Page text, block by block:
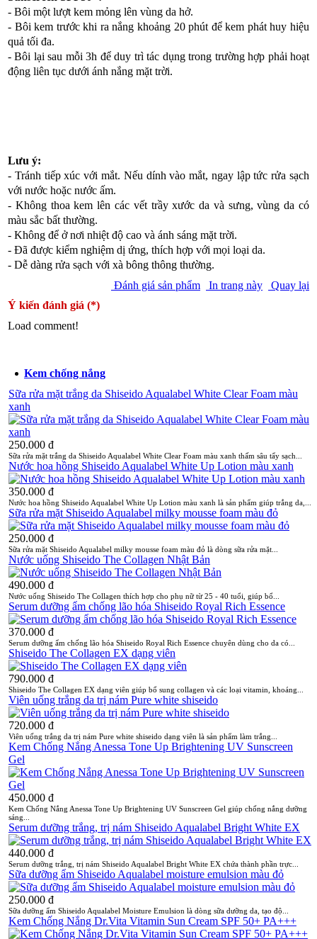
- Bôi một lượt kem mỏng lên vùng da hở.
- Bôi kem trước khi ra nắng khoảng 20 phút để kem phát huy hiệu
quả tối đa.
- Bôi lại sau mỗi 3h để duy trì tác dụng trong trường hợp phải hoạt
động liên tục dưới ánh nắng mặt trời.
Lưu ý:
- Tránh tiếp xúc với mắt. Nếu dính vào mắt, ngay lập tức rửa sạch
với nước hoặc nước ấm.
- Không thoa kem lên các vết trầy xước da và sưng, vùng da có
màu sắc bất thường.
- Không để ở nơi nhiệt độ cao và ánh sáng mặt trời.
- Đã được kiểm nghiệm dị ứng, thích hợp với mọi loại da.
- Dễ dàng rửa sạch với xà bông thông thường.
Đánh giá sản phẩm
In trang này
Quay lại
Ý kiến đánh giá (*)
Load comment!
Kem chống nắng
Sữa rửa mặt trắng da Shiseido Aqualabel White Clear Foam màu
xanh
250.000 đ
Sữa rửa mặt trắng da Shiseido Aqualabel White Clear Foam màu xanh thấm sâu tẩy sạch...
Nước hoa hồng Shiseido Aqualabel White Up Lotion màu xanh
350.000 đ
Nước hoa hồng Shiseido Aqualabel White Up Lotion màu xanh là sản phẩm giúp trắng da,...
Sữa rửa mặt Shiseido Aqualabel milky mousse foam màu đỏ
250.000 đ
Sữa rửa mặt Shiseido Aqualabel milky mousse foam màu đỏ là dòng sữa rửa mặt...
Nước uống Shiseido The Collagen Nhật Bản
490.000 đ
Nước uống Shiseido The Collagen thích hợp cho phụ nữ từ 25 - 40 tuổi, giúp bổ...
Serum dưỡng ẩm chống lão hóa Shiseido Royal Rich Essence
370.000 đ
Serum dưỡng ẩm chống lão hóa Shiseido Royal Rich Essence chuyên dùng cho da có...
Shiseido The Collagen EX dạng viên
790.000 đ
Shiseido The Collagen EX dạng viên giúp bổ sung collagen và các loại vitamin, khoáng...
Viên uống trắng da trị nám Pure white shiseido
720.000 đ
Viên uống trắng da trị nám Pure white shiseido dạng viên là sản phẩm làm trắng...
Kem Chống Nắng Anessa Tone Up Brightening UV Sunscreen
Gel
450.000 đ
Kem Chống Nắng Anessa Tone Up Brightening UV Sunscreen Gel giúp chống nắng dưỡng
sáng...
Serum dưỡng trắng, trị nám Shiseido Aqualabel Bright White EX
440.000 đ
Serum dưỡng trắng, trị nám Shiseido Aqualabel Bright White EX chứa thành phần trực...
Sữa dưỡng ẩm Shiseido Aqualabel moisture emulsion màu đỏ
250.000 đ
Sữa dưỡng ẩm Shiseido Aqualabel Moisture Emulsion là dòng sữa dưỡng da, tạo độ...
Kem Chống Nắng Dr.Vita Vitamin Sun Cream SPF 50+ PA+++